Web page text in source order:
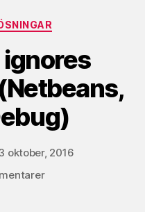
oktober, 2016
till